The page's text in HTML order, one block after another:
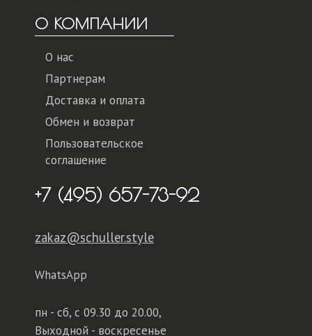
О КОМПАНИИ
О нас
Партнерам
Доставка и оплата
Обмен и возврат
Пользовательское
соглашение
+7 (495) 657-73-92
zakaz@schuller.style
WhatsApp
пн - сб, с 09.30 до 20.00,
Выходной - воскресенье